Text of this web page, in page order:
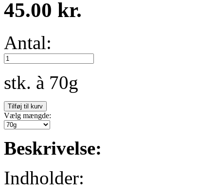
45.00 kr.
Antal:
stk. à 70g
Vælg mængde:
Beskrivelse:
Indholder: